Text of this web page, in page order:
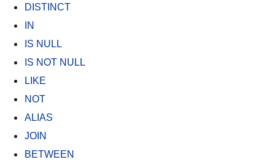
DISTINCT
IN
IS NULL
IS NOT NULL
LIKE
NOT
ALIAS
JOIN
BETWEEN